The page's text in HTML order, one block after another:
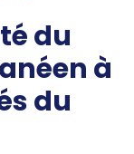
du
à
du